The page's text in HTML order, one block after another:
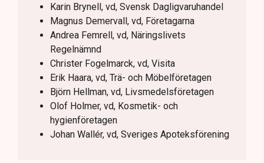
Karin Brynell, vd, Svensk Dagligvaruhandel
Magnus Demervall, vd, Företagarna
Andrea Femrell, vd, Näringslivets
Regelnämnd
Christer Fogelmarck, vd, Visita
Erik Haara, vd, Trä- och Möbelföretagen
Björn Hellman, vd, Livsmedelsföretagen
Olof Holmer, vd, Kosmetik- och
hygienföretagen
Johan Wallér, vd, Sveriges Apoteksförening